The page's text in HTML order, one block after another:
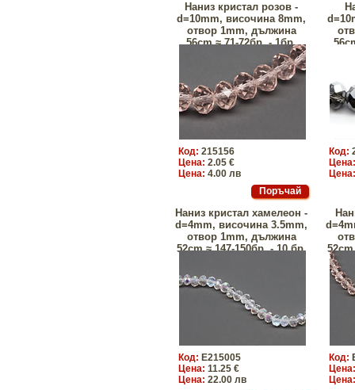
Наниз кристал розов -
d=10mm, височина 8mm,
отвор 1mm, дължина
56сm ≈ 71-72бр. - 1бр.
Код: 215156
Цена: 2.05 €
Цена: 4.00 лв
Код:
Наниз кристал хамелеон -
d=4mm, височина 3.5mm,
отвор 1mm, дължина
52сm ≈ 147-150бр. - 10 бр.
Код: E215005
Цена: 11.25 €
Цена: 22.00 лв
Код: